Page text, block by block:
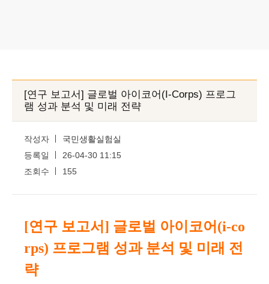
[연구 보고서] 글로벌 아이코어(I-Corps) 프로그
램 성과 분석 및 미래 전략
작성자
국민생활실험실
등록일
26-04-30 11:15
조회수
155
[연구 보고서] 글로벌 아이코어(i-co
rps) 프로그램 성과 분석 및 미래 전
략